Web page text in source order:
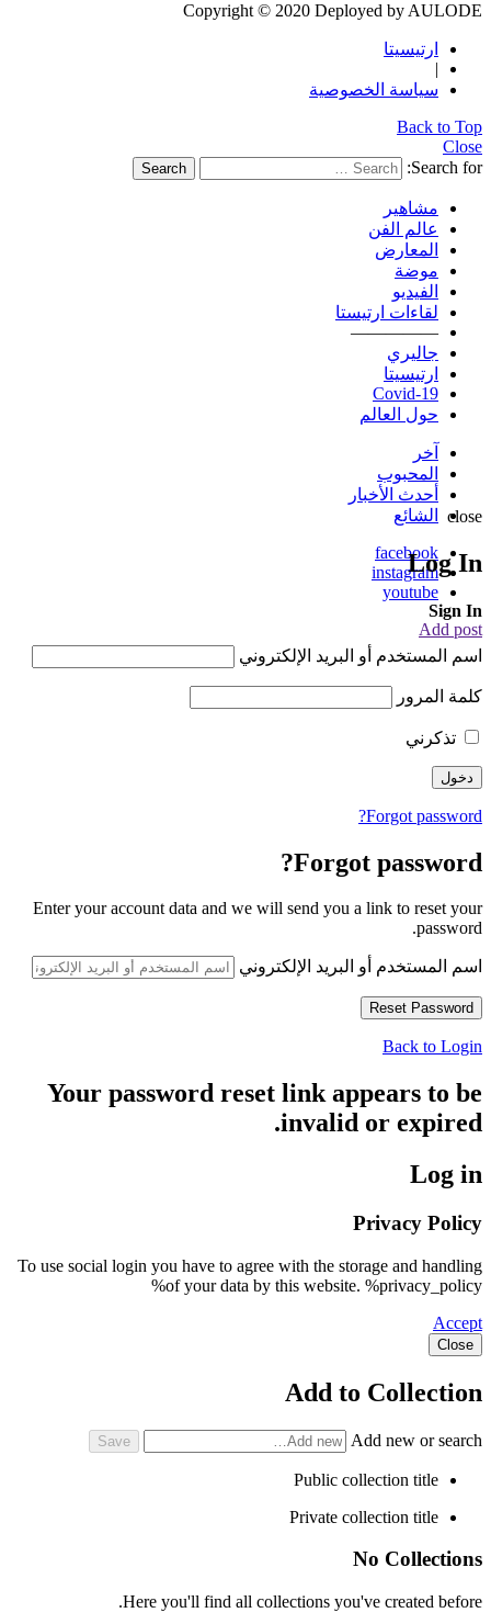
Copyright © 2020 Deployed by AULODE
ارتيسيتا
|
سياسة الخصوصية
Back to Top
Close
Search for:
Search
مشاهير
عالم الفن
المعارض
موضة
الفيديو
لقاءات ارتيستا
—————
جاليري
ارتيسيتا
Covid-19
حول العالم
آخر
المحبوب
أحدث الأخبار
الشائع
facebook
instagram
youtube
Add post
close
Log In
Sign In
اسم المستخدم أو البريد الإلكتروني
كلمة المرور
تذكرني
Forgot password?
Forgot password?
Enter your account data and we will send you a link to reset your
password.
اسم المستخدم أو البريد الإلكتروني
Back to Login
Your password reset link appears to be
invalid or expired.
Log in
Privacy Policy
To use social login you have to agree with the storage and handling
of your data by this website. %privacy_policy%
Accept
Close
Add to Collection
Add new or search
Public collection title
Private collection title
No Collections
Here you'll find all collections you've created before.